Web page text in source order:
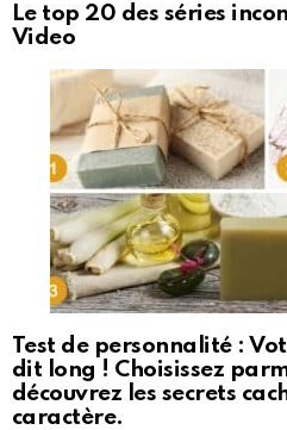
Le top 20 des séries
Video
Test de personnalité :
dit long ! Choisissez
découvrez les secrets
caractère.